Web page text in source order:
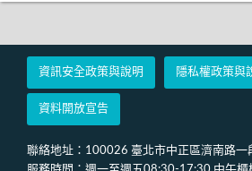
資訊安全政策與說明 隱私權政策與
資料開放宣告
聯絡地址：100026 臺北市中正區濟南路一